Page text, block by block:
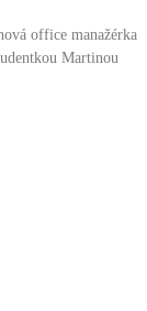
office manažérka
Martinou